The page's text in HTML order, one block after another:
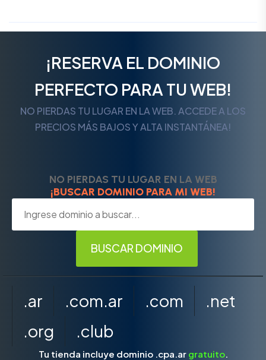
¡RESERVA EL DOMINIO
PERFECTO PARA TU WEB!
NO PIERDAS TU LUGAR EN LA WEB. ACCEDE A LOS
PRECIOS MÁS BAJOS Y ALTA INSTANTÁNEA!
NO PIERDAS TU LUGAR EN LA WEB
¡BUSCAR DOMINIO PARA MI WEB!
.ar .com.ar .com
.net
.org
.club
Tu tienda incluye dominio .cpa.ar gratuito.